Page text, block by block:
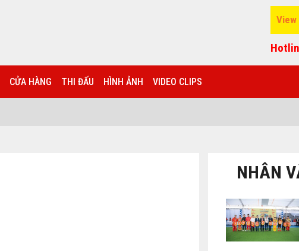
View
CỬA HÀNG THI ĐẤU HÌNH ẢNH VIDEO CLIPS
NHÂN